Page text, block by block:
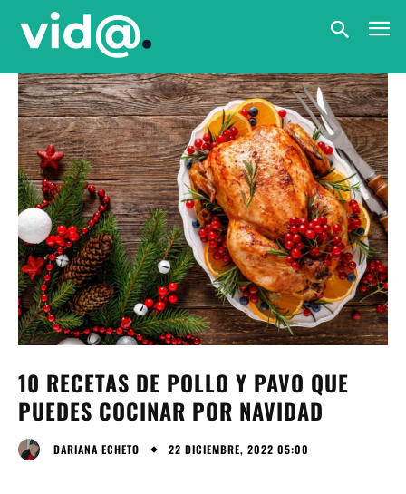
10 RECETAS DE POLLO Y PAVO QUE
PUEDES COCINAR POR NAVIDAD
DARIANA ECHETO 22 DICIEMBRE, 2022 05:00